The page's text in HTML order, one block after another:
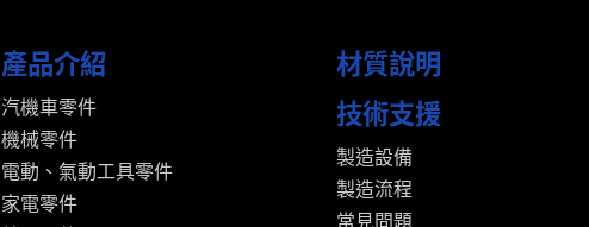
產品介紹
汽機車零件
機械零件
電動、氣動工具零件
家電零件
材質說明
技術支援
製造設備
製造流程
常見問題